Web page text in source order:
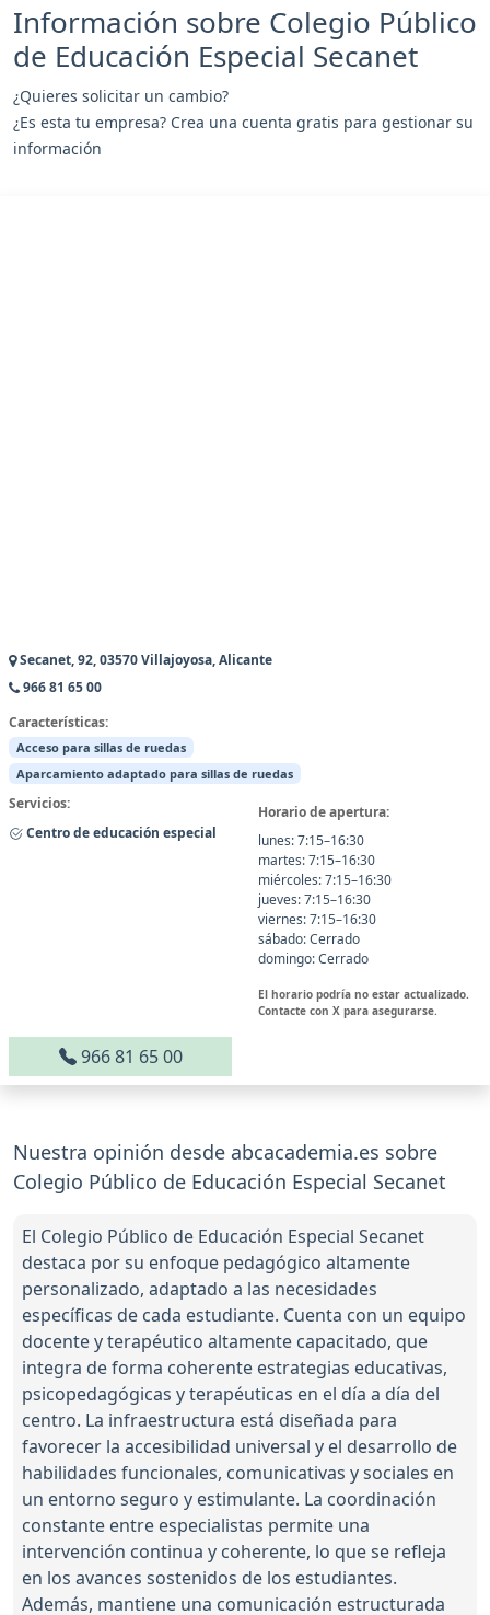
Información sobre Colegio Público
de Educación Especial Secanet
¿Quieres solicitar un cambio?
¿Es esta tu empresa? Crea una cuenta gratis para gestionar su
información
Secanet, 92, 03570 Villajoyosa, Alicante
966 81 65 00
Características:
Acceso para sillas de ruedas
Aparcamiento adaptado para sillas de ruedas
Servicios:
Centro de educación especial
Horario de apertura:
lunes: 7:15–16:30
martes: 7:15–16:30
miércoles: 7:15–16:30
jueves: 7:15–16:30
viernes: 7:15–16:30
sábado: Cerrado
domingo: Cerrado
El horario podría no estar actualizado.
Contacte con X para asegurarse.
966 81 65 00
Nuestra opinión desde abcacademia.es sobre
Colegio Público de Educación Especial Secanet
El Colegio Público de Educación Especial Secanet
destaca por su enfoque pedagógico altamente
personalizado, adaptado a las necesidades
específicas de cada estudiante. Cuenta con un equipo
docente y terapéutico altamente capacitado, que
integra de forma coherente estrategias educativas,
psicopedagógicas y terapéuticas en el día a día del
centro. La infraestructura está diseñada para
favorecer la accesibilidad universal y el desarrollo de
habilidades funcionales, comunicativas y sociales en
un entorno seguro y estimulante. La coordinación
constante entre especialistas permite una
intervención continua y coherente, lo que se refleja
en los avances sostenidos de los estudiantes.
Además, mantiene una comunicación estructurada